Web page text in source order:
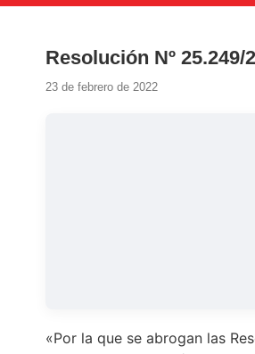
Resolución Nº 25.249/
23 de febrero de 2022
«Por la que se abrogan las